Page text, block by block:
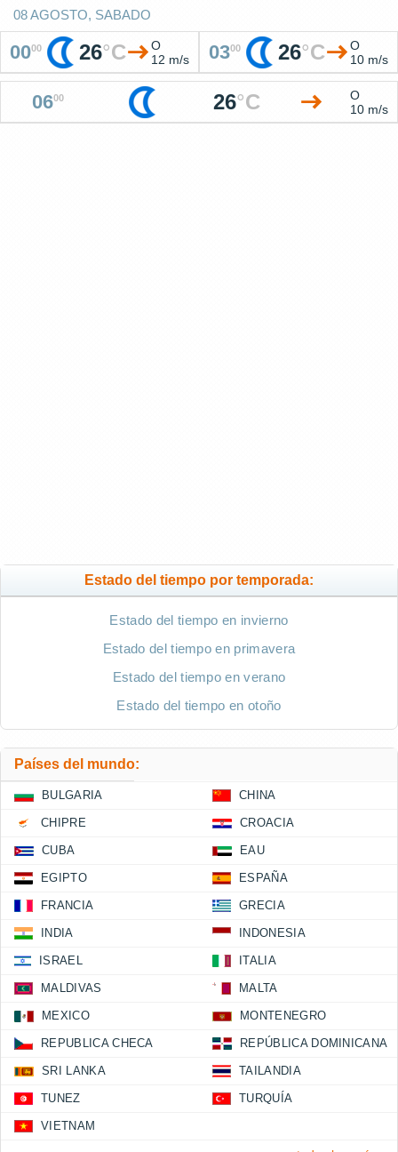
08 AGOSTO, SABADO
0000 26°C
O
12 m/s
0300 26°C
O
10 m/s
0600 26°C
O
10 m/s
Estado del tiempo por temporada:
Estado del tiempo en invierno
Estado del tiempo en primavera
Estado del tiempo en verano
Estado del tiempo en otoño
Países del mundo:
BULGARIA CHINA
CHIPRE CROACIA
CUBA EAU
EGIPTO ESPAÑA
FRANCIA GRECIA
INDIA INDONESIA
ISRAEL ITALIA
MALDIVAS MALTA
MEXICO MONTENEGRO
REPUBLICA CHECA REPÚBLICA DOMINICANA
SRI LANKA TAILANDIA
TUNEZ TURQUÍA
VIETNAM